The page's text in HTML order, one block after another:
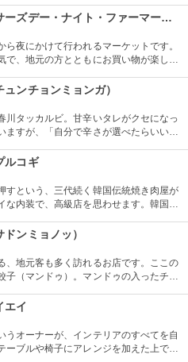
つはもちろん、ディナーを楽しむのもア
カイルア・サーズデー・ナイト・ファーマーズ・マーケット
ら夜にかけて行われるマーケットです。
で、地元の方とともにお買い物が楽しめ
メが勢ぞろい。ちょうど、早めのディナ
。
ンチョンミョンガ）
川タッカルビ。甘辛いタレがクセになっ
ますが、「自分で辛さが選べたらいいな
ができます。そういったところも常連客
ね。
ルコギ
すという、三代続く韓国伝統焼き肉屋が
な内装で、高級店を思わせます。韓国産
けでなく、つきだしや冷麺なども絶品。
ンミョノッ）
、地元客も多く訪れるお店です。ここの
子（マンドゥ）。マンドゥの入ったチョ
がそろっています。
エイ
うオーナーが、インテリアのすべてを自
ーブルや椅子にアレンジを加えた上で店